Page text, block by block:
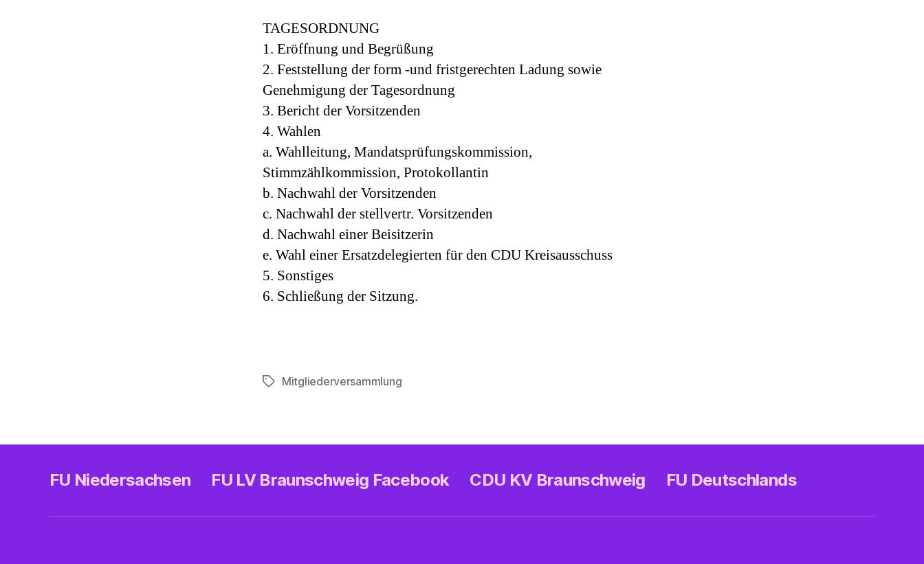
TAGESORDNUNG
1. Eröffnung und Begrüßung
2. Feststellung der form -und fristgerechten Ladung sowie
Genehmigung der Tagesordnung
3. Bericht der Vorsitzenden
4. Wahlen
a. Wahlleitung, Mandatsprüfungskommission,
Stimmzählkommission, Protokollantin
b. Nachwahl der Vorsitzenden
c. Nachwahl der stellvertr. Vorsitzenden
d. Nachwahl einer Beisitzerin
e. Wahl einer Ersatzdelegierten für den CDU Kreisausschuss
5. Sonstiges
6. Schließung der Sitzung.
Schlagwörter
Mitgliederversammlung
FU Niedersachsen FU LV Braunschweig Facebook CDU KV Braunschweig FU Deutschlands